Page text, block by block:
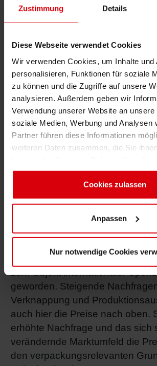
Zustimmung Details
Diese Webseite verwendet Cookies
Wir verwenden Cookies, um Inhalte und
personalisieren, Funktionen für soziale
zu können und die Zugriffe auf unsere
analysieren. Außerdem geben wir
Verwendung unserer Website an
soziale Medien, Werbung und Analysen
Partner führen diese Informationen
weiteren Daten zusammen, die Sie
gesammelt haben. Sie geben
Cookies, wenn Sie unsere Webseite
Cookies zulassen
Anpassen
Nur notwendige Cookies
Monaten starke
globalen Rohstoffmärkten und
ausgemacht.Sie sehen diese
besonders vor dem Hintergrund
Spekulationen an den weltweiten
Rohstoffmärkten, der enorm
Nachfrage in Asien aber auch
hervorgerufener Verknappung,
Spekulation das Wort
stehen Warenproduzenten und
Keine logischen Gründe
Die Entwicklung auf den
jedoch nicht nur Auswirkungen auf
Lebensmittel. Längst sind
Grundrohstoffe in der
zum Objekt internationaler
geworden. Steigende
Verknappung und
auch hier die Preise nach oben.
erhöhte Nachfrage und das sich
verändernde Marktumfeld die
den verpackungsrelevanten